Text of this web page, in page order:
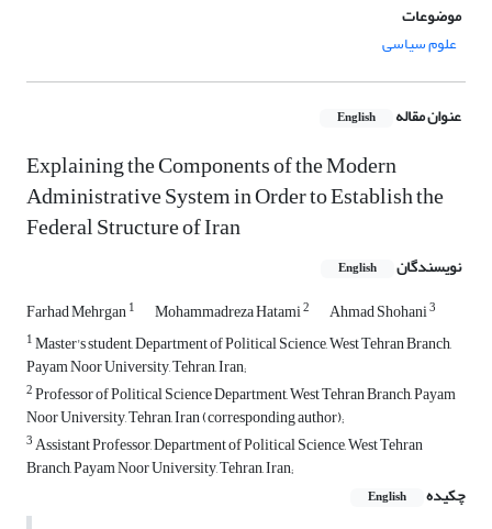
موضوعات
علوم سیاسی
عنوان مقاله English
Explaining the Components of the Modern
Administrative System in Order to Establish the
Federal Structure of Iran
نویسندگان English
Farhad Mehrgan1 Mohammad‌reza Hatami2 Ahmad Shohani3
1Master's student, Department of Political Science, West Tehran Branch,
Payam Noor University, Tehran, Iran;
2Professor of Political Science Department, West Tehran Branch, Payam
Noor University, Tehran, Iran (corresponding author);
3Assistant Professor, Department of Political Science, West Tehran
Branch, Payam Noor University, Tehran, Iran;
چکیده
English